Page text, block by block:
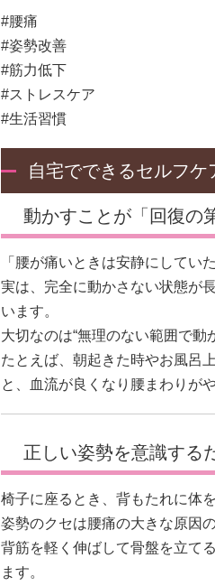
#腰痛
#姿勢改善
#筋力低下
#ストレスケア
#生活習慣
自宅でできるセルフ
動かすことが「回復の
「腰が痛いときは安静にしてい
実は、完全に動かさない状態が
います。
大切なのは“無理のない範囲で動
たとえば、朝起きた時やお風呂
と、血流が良くなり腰まわりが
正しい姿勢を意識する
椅子に座るとき、背もたれに体
姿勢のクセは腰痛の大きな原因の
背筋を軽く伸ばして骨盤を立て
ます。